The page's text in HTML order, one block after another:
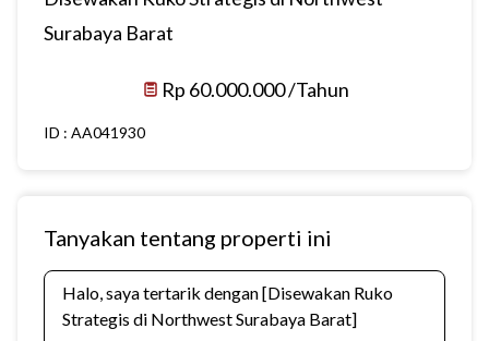
Surabaya Barat
Rp 60.000.000 /Tahun
ID : AA041930
Tanyakan tentang properti ini